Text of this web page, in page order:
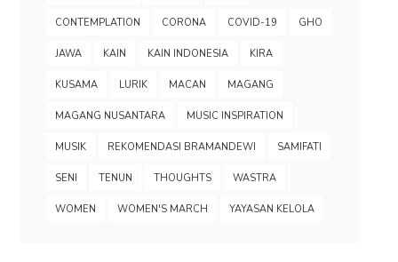
CONTEMPLATION CORONA COVID-19 GHO
JAWA KAIN KAIN INDONESIA KIRA
KUSAMA LURIK MACAN MAGANG
MAGANG NUSANTARA MUSIC INSPIRATION
MUSIK REKOMENDASI BRAMANDEWI SAMIFATI
SENI TENUN THOUGHTS WASTRA
WOMEN WOMEN'S MARCH YAYASAN KELOLA